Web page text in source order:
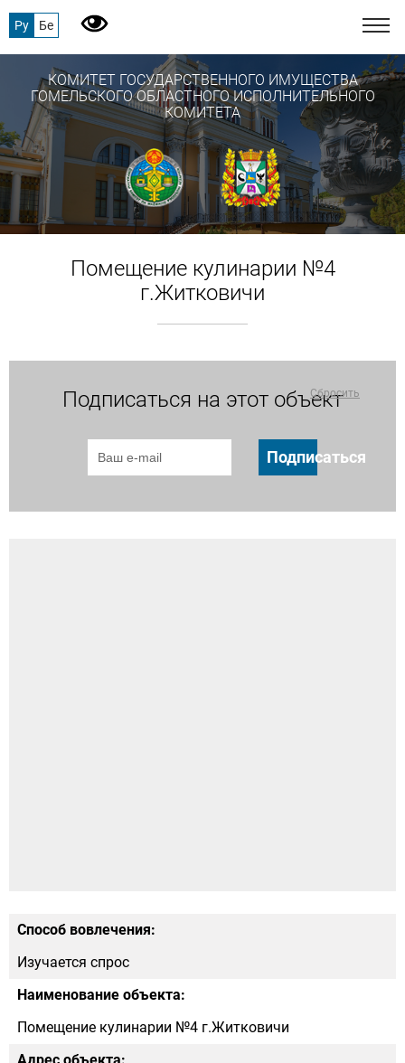
Ру Бе
КОМИТЕТ ГОСУДАРСТВЕННОГО ИМУЩЕСТВА
ГОМЕЛЬСКОГО ОБЛАСТНОГО ИСПОЛНИТЕЛЬНОГО
КОМИТЕТА
Помещение кулинарии №4
г.Житковичи
Сбросить
Подписаться на этот объект
Подписаться
Способ вовлечения:
Изучается спрос
Наименование объекта:
Помещение кулинарии №4 г.Житковичи